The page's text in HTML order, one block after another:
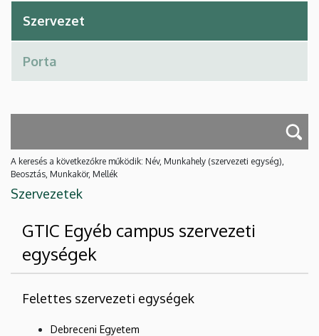
A keresés a következőkre működik: Név, Munkahely (szervezeti egység),
Beosztás, Munkakör, Mellék
Szervezetek
GTIC Egyéb campus szervezeti
egységek
Felettes szervezeti egységek
Debreceni Egyetem